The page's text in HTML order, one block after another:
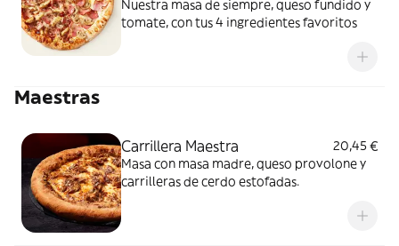
Nuestra masa de siempre, queso fundido y
tomate, con tus 4 ingredientes favoritos
Maestras
Carrillera Maestra
20,45 €
Masa con masa madre, queso provolone y
carrilleras de cerdo estofadas.